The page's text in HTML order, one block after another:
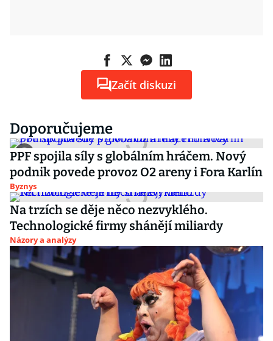
Začít diskuzi
Doporučujeme
PPF spojila síly s globálním hráčem. Nový
podnik povede provoz O2 areny i Fora Karlín
Byznys
Na trzích se děje něco nezvyklého.
Technologické firmy shánějí miliardy
Názory a analýzy